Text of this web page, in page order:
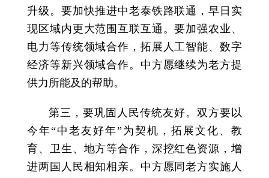
升级。要加快推进中老泰铁路联通，早日实
现区域内更大范围互联互通。要加强农业、
电力等传统领域合作，拓展人工智能、数字
经济等新兴领域合作。中方愿继续为老方提
供力所能及的帮助。
第三，要巩固人民传统友好。双方要以
今年“中老友好年”为契机，拓展文化、教
育、卫生、地方等合作，深挖红色资源，增
进两国人民相知相亲。中方愿同老方实施人